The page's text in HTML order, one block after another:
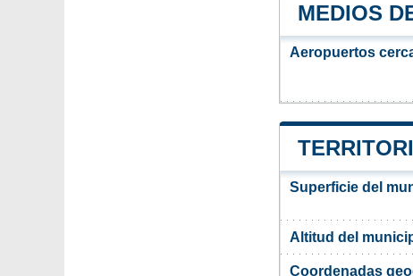
MEDIOS
Aeropuertos
Superficie del
Altitud del
Coordenadas